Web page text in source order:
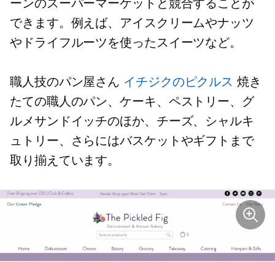
ーンのスーパーマーケットと競合することが
できます。例えば、アイスクリームやナッツ
やドライフルーツを使ったスイーツなど。
職人技のパン屋さん イチジクのピクルス 焼き
たての職人のパン、ケーキ、ペストリー、グ
ルメサンドイッチのほか、チーズ、シャルキ
ュトリー、さらにはバスケットやギフトまで
取り揃えています。